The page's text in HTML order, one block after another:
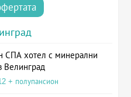
СПА хотел с минерални
Велинград
+ полупансион